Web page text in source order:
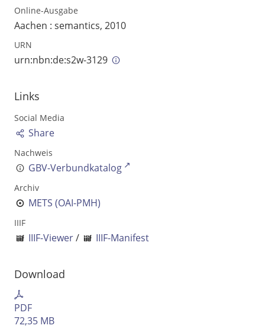
Ausgabe-Optionen
an
Online-Ausgabe
Aachen : semantics, 2010
URN
urn:nbn:de:s2w-3129
Links
Social Media
Share
Nachweis
GBV-Verbundkatalog
Archiv
METS (OAI-PMH)
IIIF
IIIF-Viewer/ IIIF-Manifest
Download
PDF
72,35 MB